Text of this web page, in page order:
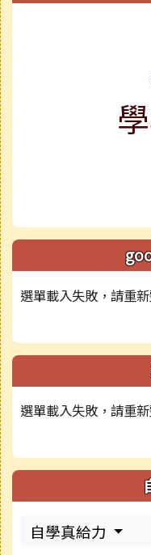
選單載入失敗，請重
選單載入失敗，請重
自學真給力